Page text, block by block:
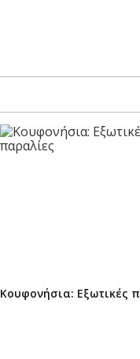
Κουφονήσια: Εξωτικές